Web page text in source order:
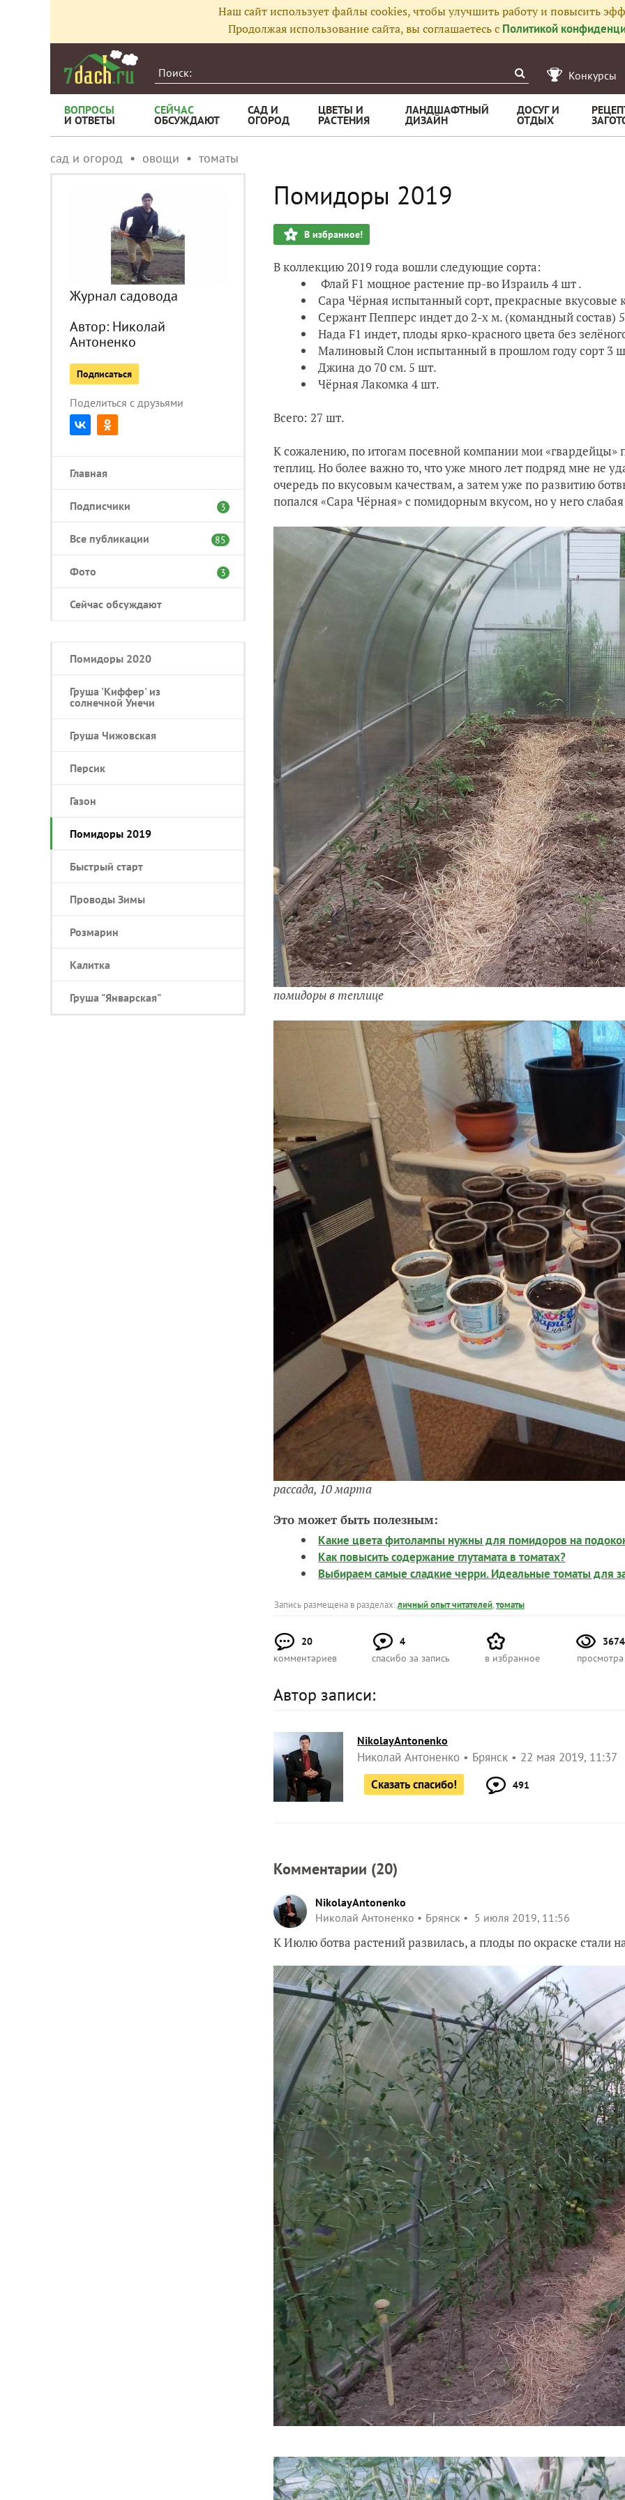
Наш сайт использует файлы cookies, чтобы улучшить работу и повысить
Продолжая использование сайта, вы соглашаетесь с Политикой
Конкурсы
ВОПРОСЫ
И ОТВЕТЫ
СЕЙЧАС
ОБСУЖДАЮТ
САД И
ОГОРОД
ЦВЕТЫ И
РАСТЕНИЯ
ЛАНДШАФТНЫЙ
ДИЗАЙН
ДОСУГ И
ОТДЫХ
сад и огород овощи томаты
Журнал садовода
Автор: Николай
Антоненко
Подписаться
Поделиться с друзьями
Главная
Подписчики 3
Все публикации 85
Фото 3
Сейчас обсуждают
Помидоры 2020
Груша 'Киффер' из
солнечной Унечи
Груша Чижовская
Персик
Газон
Помидоры 2019
Быстрый старт
Проводы Зимы
Розмарин
Калитка
Груша "Январская"
Помидоры 2019
В избранное!
В коллекцию 2019 года вошли следующие сорта:
Флай F1 мощное растение пр-во Израиль 4 шт .
Сара Чёрная испытанный сорт, прекрасные вкусовые
Сержант Пепперс индет до 2-х м. (командный состав)
Нада F1 индет, плоды ярко-красного цвета без
Малиновый Слон испытанный в прошлом году сорт 3
Джина до 70 см. 5 шт.
Чёрная Лакомка 4 шт.
Всего: 27 шт.
К сожалению, по итогам посевной компании мои «гвардейцы»
теплиц. Но более важно то, что уже много лет подряд мне не
очередь по вкусовым качествам, а затем уже по развитию
попался «Сара Чёрная» с помидорным вкусом, но у него слабая
помидоры в теплице
рассада, 10 марта
Это может быть полезным:
Какие цвета фитолампы нужны для помидоров на
Как повысить содержание глутамата в томатах?
Выбираем самые сладкие черри. Идеальные томаты для
Запись размещена в разделах:личный опыт читателей,томаты
20
комментариев
4
спасибо за запись
в избранное
3674
просмотра
Автор записи:
NikolayAntonenko
Николай Антоненко Брянск
22 мая 2019, 11:37
Сказать спасибо!
491
Комментарии (20)
NikolayAntonenko
Николай Антоненко
Брянск 5 июля 2019, 11:56
К Июлю ботва растений развилась, а плоды по окраске стали